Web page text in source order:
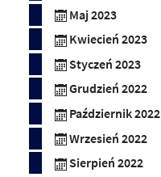
Maj 2023
Kwiecień 2023
Styczeń 2023
Grudzień 2022
Październik 2022
Wrzesień 2022
Sierpień 2022